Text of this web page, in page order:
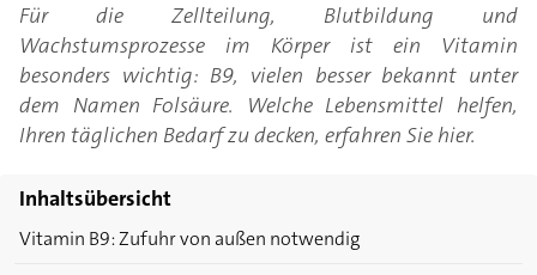
Für die Zellteilung, Blutbildung und
Wachstumsprozesse im Körper ist ein Vitamin
besonders wichtig: B9, vielen besser bekannt unter
dem Namen Folsäure. Welche Lebensmittel helfen,
Ihren täglichen Bedarf zu decken, erfahren Sie hier.
Inhaltsübersicht
Vitamin B9: Zufuhr von außen notwendig